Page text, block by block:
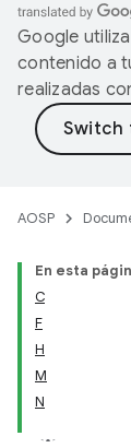
Google
contenido a
realizadas
AOSP
En esta
C
F
H
M
N